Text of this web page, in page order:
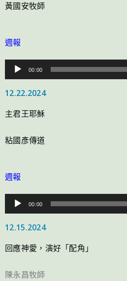
黃國安牧師
週報
訊
播
放
00:00
12.22.2024
主君王耶穌
粘國彥傳道
週報
訊
播
放
00:00
12.15.2024
回應神愛，演好「配角」
陳永昌牧師